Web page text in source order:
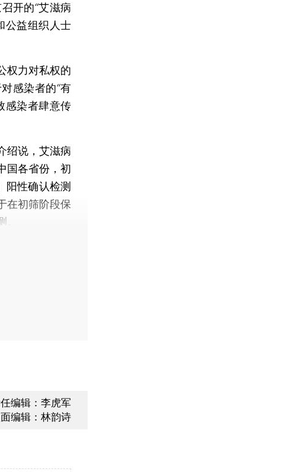
开的“艾滋病
公益组织人士
力对私权的
感染者的“有
感染者肆意传
说，艾滋病
国各省份，初
阳性确认检测
在初筛阶段保
编辑：李虎军
编辑：林韵诗